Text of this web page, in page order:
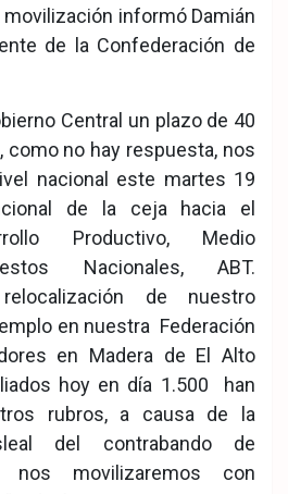
informó Damián
de la Confederación de
Central un plazo de 40
como no hay respuesta, nos
nacional este martes 19
de la ceja hacia el
Productivo, Medio
Nacionales, ABT.
de nuestro
en nuestra Federación
en Madera de El Alto
hoy en día 1.500 han
rubros, a causa de la
del contrabando de
nos movilizaremos con